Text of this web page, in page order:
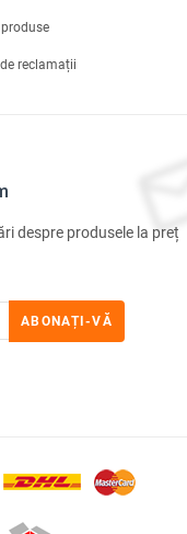
reclamații
despre produsele la preț
ABONAȚI-VĂ